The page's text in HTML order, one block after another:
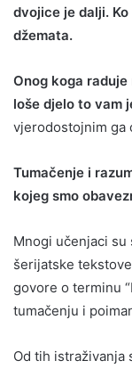
dvojice je dalji.
džemata.
Onog koga
loše djelo to vam
vjerodostojnim ga
Tumačenje i
kojeg smo
Mnogi učenjaci
šerijatske
govore o terminu
tumačenju i
Od tih istraživanja